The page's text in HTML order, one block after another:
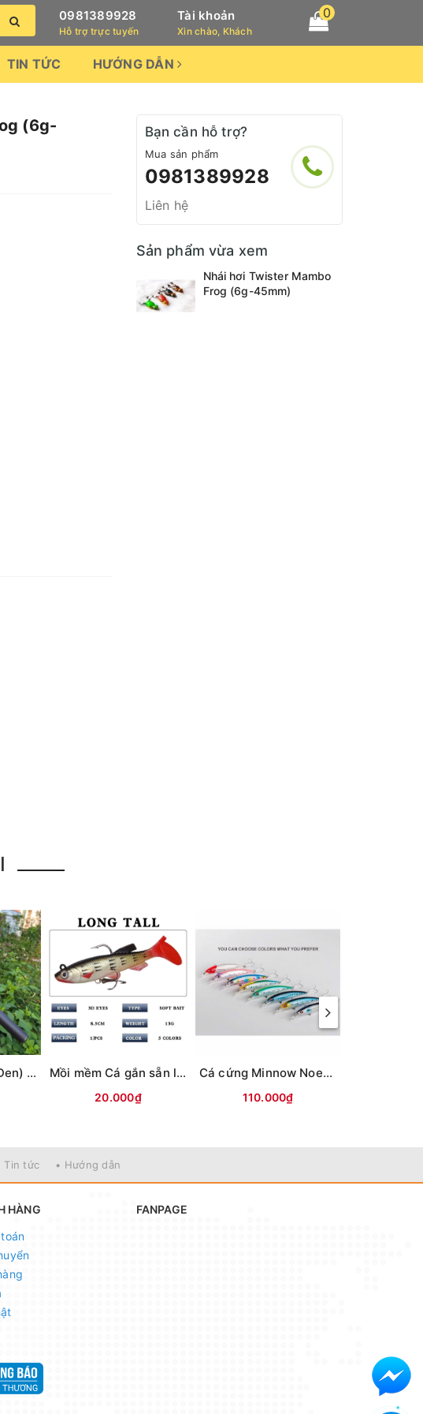
0981389928
Hỗ trợ trực tuyến
Tài khoản
Xin chào, Khách
0
TIN TỨC HƯỚNG DẪN
(6g-
Bạn cần hỗ trợ?
Mua sản phẩm
0981389928
Liên hệ
Sản phẩm vừa xem
Nhái hơi Twister Mambo
Frog (6g-45mm)
Cần lure rút UL (Đen) MAX TYSPORT(Thu30cm) Mồi mềm Cá gắn sẵn lưỡi (8.5cm-13g) Vỏ trong
20.000₫
Cá cứng Minnow Noeby 9006-Nổi-120mm/22g
110.000₫
Tin tức • Hướng dẫn
HÀNG
FANPAGE